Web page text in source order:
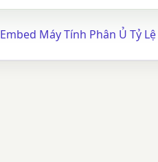
Embed Máy Tính Phân Ủ Tỷ